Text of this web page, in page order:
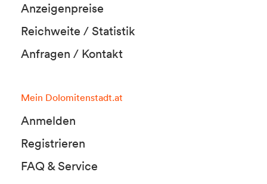
Anzeigenpreise
Reichweite / Statistik
Anfragen / Kontakt
Mein Dolomitenstadt.at
Anmelden
Registrieren
FAQ & Service